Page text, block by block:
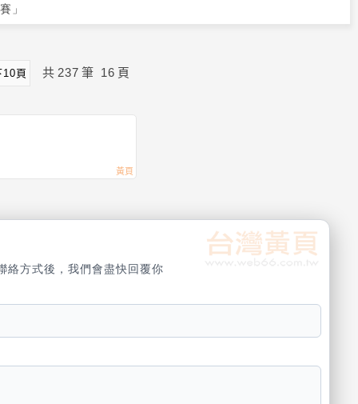
」
10頁 共 237 筆 16 頁
絡方式後，我們會盡快回覆你